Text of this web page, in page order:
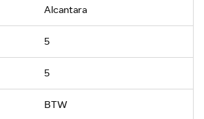
Alcantara
5
5
BTW